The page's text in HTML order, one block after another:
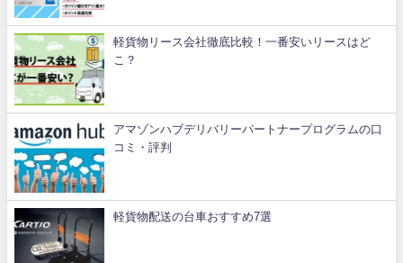
軽貨物リース会社徹底比較！一番安いリースはど
こ？
アマゾンハブデリバリーパートナープログラムの口
コミ・評判
軽貨物配送の台車おすすめ7選